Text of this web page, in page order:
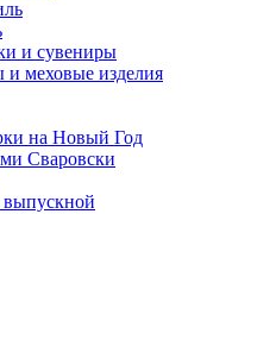
и сувениры
меховые изделия
на Новый Год
Сваровски